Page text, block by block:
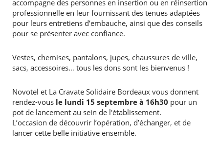
accompagne des personnes en insertion ou en réinsertion
professionnelle en leur fournissant des tenues adaptées
pour leurs entretiens d’embauche, ainsi que des conseils
pour se présenter avec confiance.
Vestes, chemises, pantalons, jupes, chaussures de ville,
sacs, accessoires… tous les dons sont les bienvenus !
Novotel et La Cravate Solidaire Bordeaux vous donnent
rendez-vous le lundi 15 septembre à 16h30 pour un
pot de lancement au sein de l'établissement.
L’occasion de découvrir l’opération, d’échanger, et de
lancer cette belle initiative ensemble.